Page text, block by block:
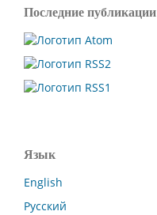
Последние публикации
Язык
English
Русский